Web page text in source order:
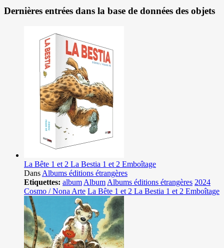
Dernières entrées dans la base de données des objets
La Bête 1 et 2 La Bestia 1 et 2 Emboîtage
Dans Albums éditions étrangères
Etiquettes: album Album Albums éditions étrangères 2024
Cosmo / Nona Arte La Bête 1 et 2 La Bestia 1 et 2 Emboîtage